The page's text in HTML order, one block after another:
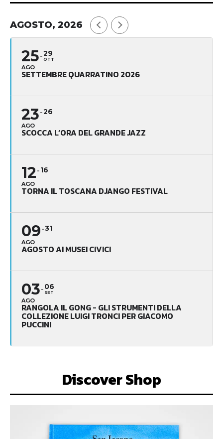
AGOSTO, 2026
25
AGO
29
OTT
SETTEMBRE QUARRATINO 2026
23
AGO
26
SCOCCA L’ORA DEL GRANDE JAZZ
12
AGO
16
TORNA IL TOSCANA DJANGO FESTIVAL
09
AGO
31
AGOSTO AI MUSEI CIVICI
03
AGO
06
SET
RANGOLA IL GONG - GLI STRUMENTI DELLA
COLLEZIONE LUIGI TRONCI PER GIACOMO
PUCCINI
Discover Shop